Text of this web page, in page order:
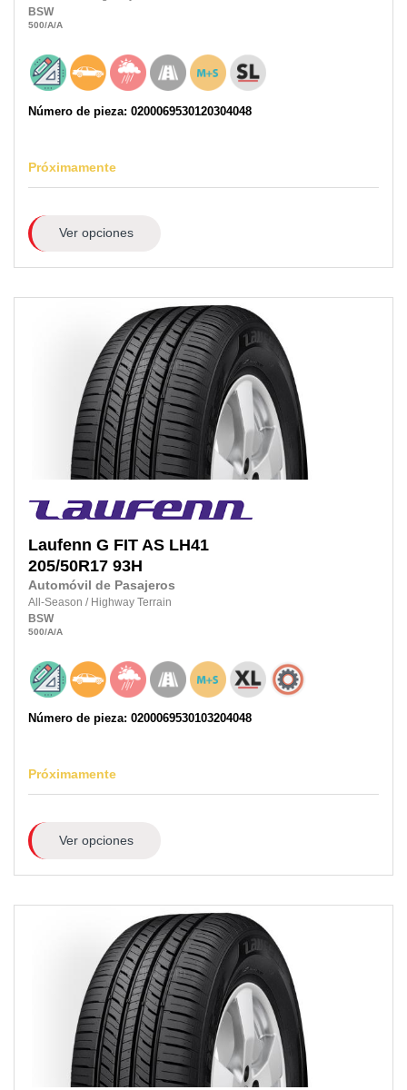
BSW
500/A/A
Número de pieza: 0200069530120304048
Próximamente
Ver opciones
Laufenn G FIT AS LH41
205/50R17 93H
Automóvil de Pasajeros
All-Season / Highway Terrain
BSW
500/A/A
Número de pieza: 0200069530103204048
Próximamente
Ver opciones